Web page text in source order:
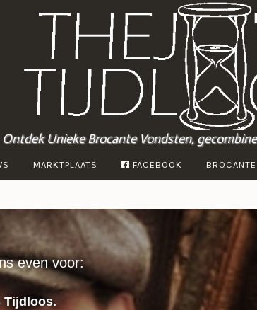
Ontdek Unieke Brocante Vondsten,
MARKTPLAATS FACEBOOK
even voor:
Tijdloos.